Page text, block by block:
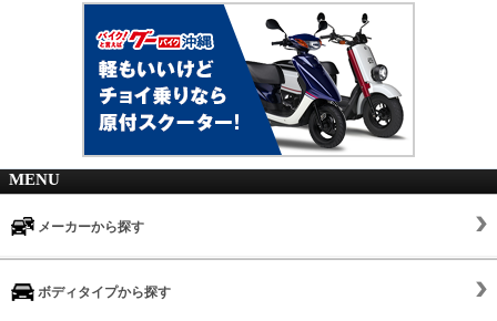
MENU
メーカーから探す
ボディタイプから探す